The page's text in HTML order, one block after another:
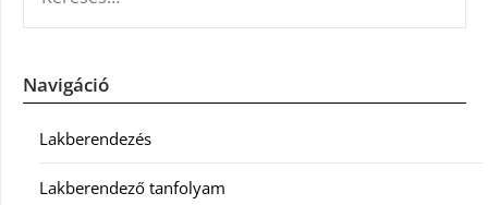
Navigáció
Lakberendezés
Lakberendező tanfolyam